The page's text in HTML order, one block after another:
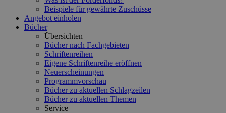
Beispiele für gewährte Zuschüsse
Angebot einholen
Bücher
Übersichten
Bücher nach Fachgebieten
Schriftenreihen
Eigene Schriftenreihe eröffnen
Neuerscheinungen
Programmvorschau
Bücher zu aktuellen Schlagzeilen
Bücher zu aktuellen Themen
Service